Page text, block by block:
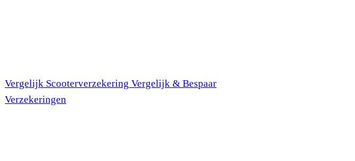
Vergelijk Scooterverzekering Vergelijk & Bespaar
Verzekeringen